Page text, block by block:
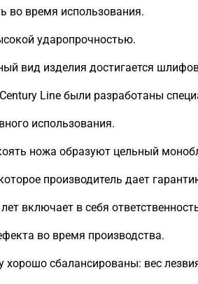
во время использования.
ударопрочностью.
вид изделия достигается
Line были разработаны
использования.
ножа образуют цельный
производитель дает
включает в себя
во время производства.
хорошо сбалансированы: вес